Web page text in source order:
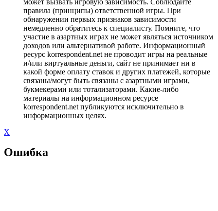
правила (принципы) ответственной игры. При
обнаружении первых признаков зависимости
немедленно обратитесь к специалисту. Помните, что
участие в азартных играх не может являться источником
доходов или альтернативой работе. Информационный
ресурс korrespondent.net не проводит игры на реальные
и/или виртуальные деньги, сайт не принимает ни в
какой форме оплату ставок и других платежей, которые
связаны/могут быть связаны с азартными играми,
букмекерами или тотализаторами. Какие-либо
материалы на информационном ресурсе
korrespondent.net публикуются исключительно в
информационных целях.
X
Ошибка